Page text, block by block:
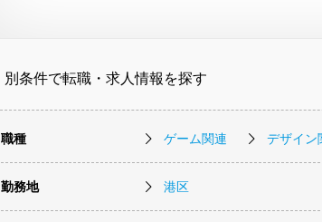
別条件で転職・求人情報を探す
職種 ゲーム関連 デザイン
勤務地 港区